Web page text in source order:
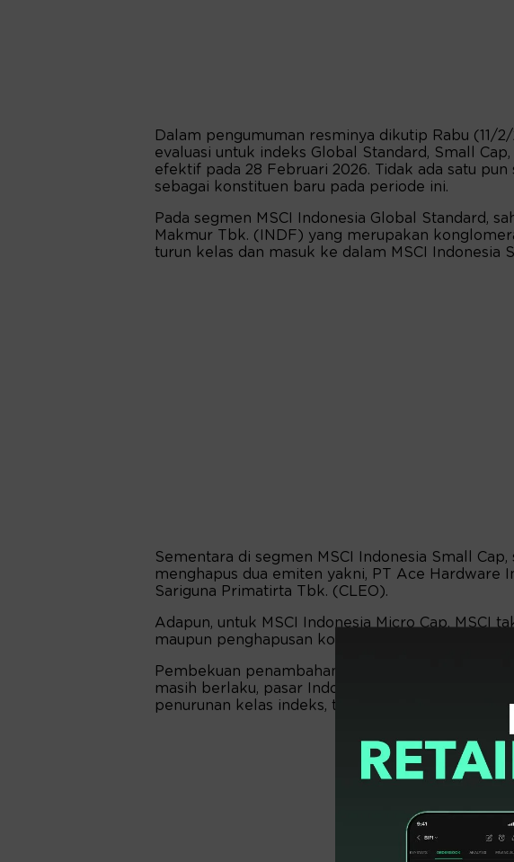
Dalam pengumuman resminya dikutip Rabu (11/
evaluasi untuk indeks Global Standard, Small
efektif pada 28 Februari 2026. Tidak ada satu pun
sebagai konstituen baru pada periode ini.
Pada segmen MSCI Indonesia Global Standard,
Makmur Tbk. (INDF) yang merupakan
turun kelas dan masuk ke dalam MSCI Indonesia
Sementara di segmen MSCI Indonesia Small Cap,
menghapus dua emiten yakni, PT Ace Hardware
Sariguna Primatirta Tbk. (CLEO).
Adapun, untuk MSCI Indonesia Micro Cap, MSCI
maupun penghapusan konstituen.
Pembekuan penambahan saham ini diaplikasikan
masih berlaku, pasar Indonesia hanya berpotensi
penurunan kelas indeks, tanpa peluang